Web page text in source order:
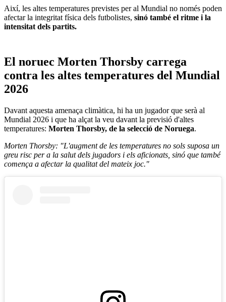
Així, les altes temperatures previstes per al Mundial no només poden
afectar la integritat física dels futbolistes, sinó també el ritme i la
intensitat dels partits.
El noruec Morten Thorsby carrega
contra les altes temperatures del Mundial
2026
Davant aquesta amenaça climàtica, hi ha un jugador que serà al
Mundial 2026 i que ha alçat la veu davant la previsió d'altes
temperatures: Morten Thorsby, de la selecció de Noruega.
Morten Thorsby: "L'augment de les temperatures no sols suposa un
greu risc per a la salut dels jugadors i els aficionats, sinó que també
comença a afectar la qualitat del mateix joc."